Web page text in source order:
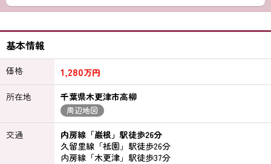
基本情報
価格 1,280万円
所在地
千葉県木更津市高柳
周辺地図
交通
内房線「巌根」駅徒歩26分
久留里線「祇園」駅徒歩26分
内房線「木更津」駅徒歩37分